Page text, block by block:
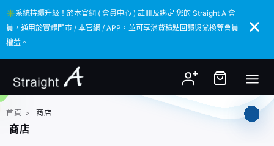
✳️系統持續升級！於本官網 ( 會員中心 ) 註冊及綁定 您的 Straight A 會
員，通用於實體門市 / 本官網 / APP，並可享消費積點回饋與兌換等會員
權益。
✳️系統持續升級！於本官網 ( 會員中心 ) 註冊及綁定 您的 Straight A 會
員，通用於實體門市 / 本官網 / APP，並可享消費積點回饋與兌換等會員
權益。
首頁 > 商店
商店